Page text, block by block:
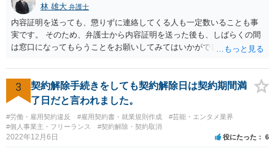
林 雄大 弁護士
内容証明を送っても、懲りずに連絡してくる人も一定数いることも事
実です。 そのため、弁護士から内容証明を送った後も、しばらくの間
は窓口になってもらうことをお願いしてみてはいかがでしょうか。 そ
口（弁護士に）言ってください」とだけお伝えし、それ以外には一切
応じないという姿勢をとることができるため、スタッフの方の負担軽
減を図れると思います。 大変な状況かと思いますが、ご参考になりま
したら幸いです。
3
契約解除手続きをしても契約解除日は契約期間満
了日だと言われました。
#労働・雇用契約違反 #雇用契約書・就業規則作成
#芸能・エンタメ業界
#個人事業主・フリーランス
#契約解除・契約取消
2022年12月6日 役にたった 6